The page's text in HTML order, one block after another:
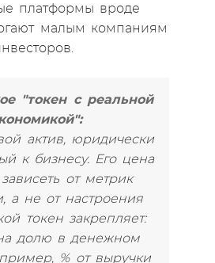
платформы вроде
малым компаниям
"токен с реальной
актив, юридически
к бизнесу. Его цена
от метрик
а не от настроения
токен закрепляет:
долю в денежном
% от выручки